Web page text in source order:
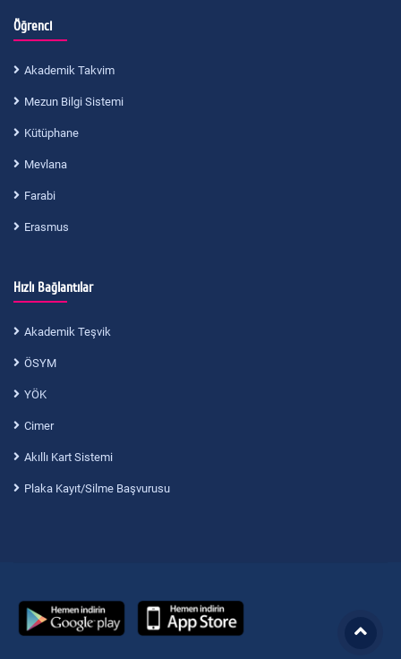
Öğrenci
Akademik Takvim
Mezun Bilgi Sistemi
Kütüphane
Mevlana
Farabi
Erasmus
Hızlı Bağlantılar
Akademik Teşvik
ÖSYM
YÖK
Cimer
Akıllı Kart Sistemi
Plaka Kayıt/Silme Başvurusu